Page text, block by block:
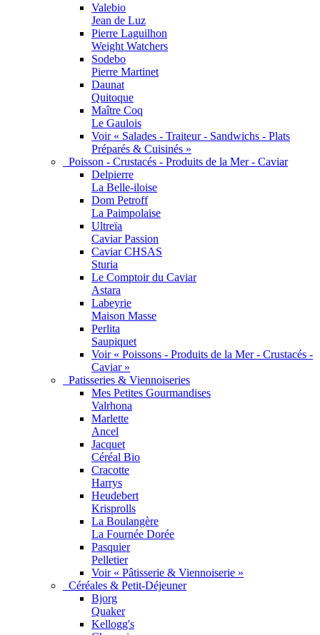
Valebio
Jean de Luz
Pierre Laguilhon
Weight Watchers
Sodebo
Pierre Martinet
Daunat
Quitoque
Maître Coq
Le Gaulois
Voir « Salades - Traiteur - Sandwichs - Plats
Préparés & Cuisinés »
Poisson - Crustacés - Produits de la Mer - Caviar
Delpierre
La Belle-iloise
Dom Petroff
La Paimpolaise
Ultreïa
Caviar Passion
Caviar CHSAS
Sturia
Le Comptoir du Caviar
Astara
Labeyrie
Maison Masse
Perlita
Saupiquet
Voir « Poissons - Produits de la Mer - Crustacés -
Caviar »
Patisseries & Viennoiseries
Mes Petites Gourmandises
Valrhona
Marlette
Ancel
Jacquet
Céréal Bio
Cracotte
Harrys
Heudebert
Krisprolls
La Boulangère
La Fournée Dorée
Pasquier
Pelletier
Voir « Pâtisserie & Viennoiserie »
Céréales & Petit-Déjeuner
Bjorg
Quaker
Kellogg's